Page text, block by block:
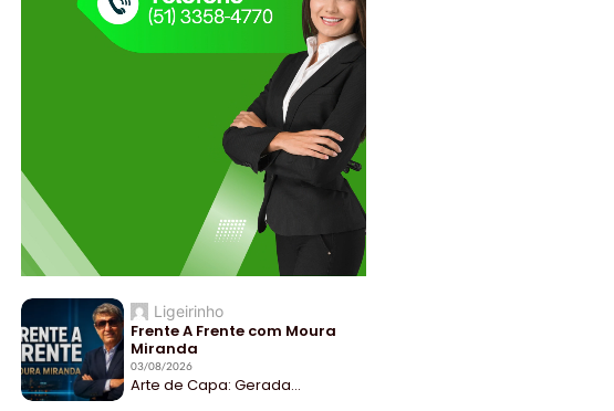
Ligeirinho
Frente A Frente com Moura
Miranda
03/08/2026
Arte de Capa: Gerada...